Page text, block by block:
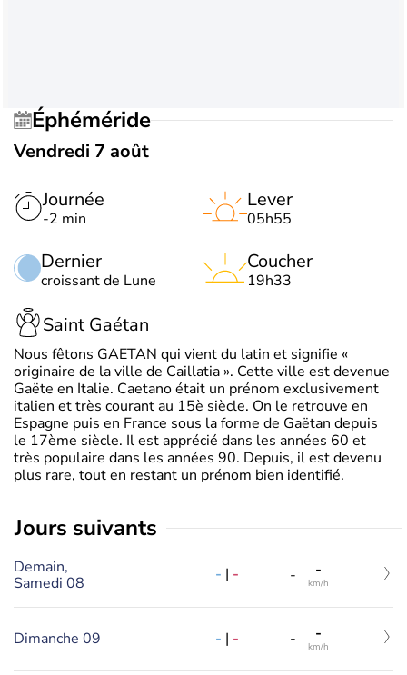
Éphéméride
Vendredi 7 août
Journée
-2 min
Dernier
croissant de Lune
Lever
05h55
Coucher
19h33
Saint Gaétan
Nous fêtons GAETAN qui vient du latin et signifie «
originaire de la ville de Caillatia ». Cette ville est devenue
Gaëte en Italie. Caetano était un prénom exclusivement
italien et très courant au 15è siècle. On le retrouve en
Espagne puis en France sous la forme de Gaëtan depuis
le 17ème siècle. Il est apprécié dans les années 60 et
très populaire dans les années 90. Depuis, il est devenu
plus rare, tout en restant un prénom bien identifié.
jours suivants
Demain,
Samedi 08
- | - - -
km/h
Dimanche 09 - | - - -
km/h